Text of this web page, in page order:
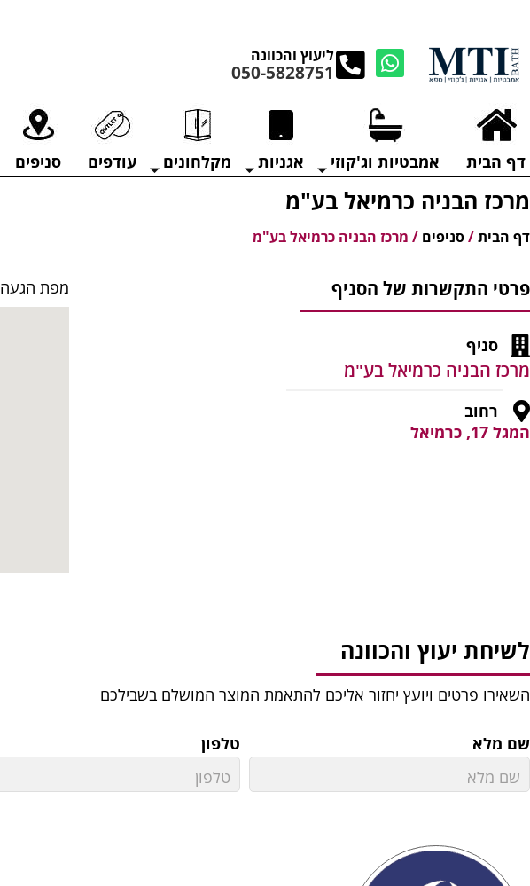
ליעוץ והכוונה
050-5828751
דף הבית אמבטיות וג'קוזי אגניות מקלחונים עודפים סניפים
מרכז הבניה כרמיאל בע"מ
דף הבית/סניפים / מרכז הבניה כרמיאל בע"מ
פרטי התקשרות של הסניף
סניף
מרכז הבניה כרמיאל בע"מ
רחוב
המגל 17, כרמיאל
מפת הגעה
לשיחת יעוץ והכוונה
השאירו פרטים ויועץ יחזור אליכם להתאמת המוצר המושלם בשבילכם
שם מלא טלפון